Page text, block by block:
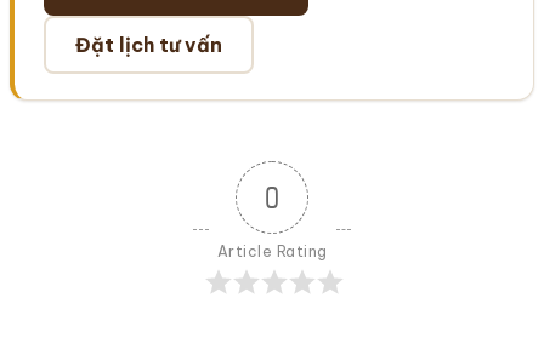
Đặt lịch tư vấn
0
Article Rating